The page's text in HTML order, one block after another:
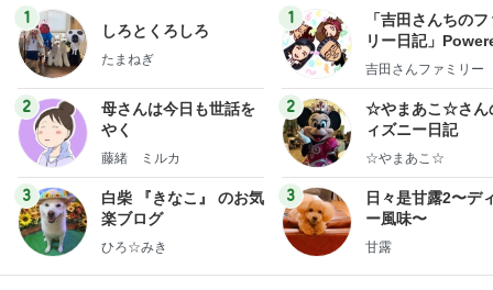
1
しろとくろしろ
たまねぎ
2
母さんは今日も世話を
やく
藤緒 ミルカ
3
白柴 『きなこ』 のお気
楽ブログ
ひろ☆みき
1
「吉田さんちの
リー日記」
y Ameba 吉田さ
ログ
吉田さんファミリー
2
☆やまあこ☆さん
ィズニー日記
☆やまあこ☆
3
日々是甘露2〜デ
ー風味〜
甘露